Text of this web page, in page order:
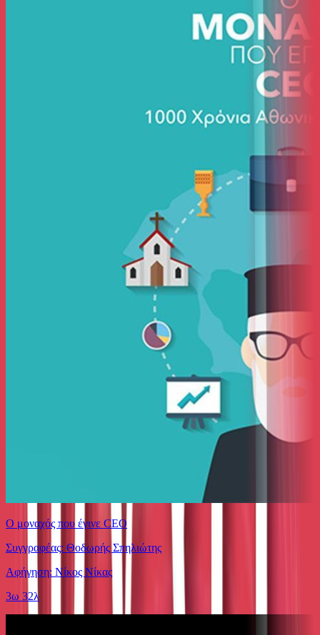
Ο μοναχός που έγινε CEO
Συγγραφέας: Θοδωρής Σπηλιώτης
Αφήγηση: Νίκος Νίκας
3ω 32λ